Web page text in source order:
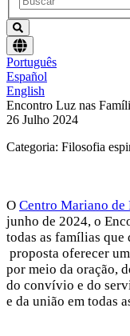
Escolha
um
idioma
Português
Español
English
Encontro Luz nas
26 Julho 2024
Categoria: Filosofia
O Centro Mariano de
junho de 2024, o
todas as famílias que
proposta oferecer
por meio da oração,
do convívio e do
e da união em todas